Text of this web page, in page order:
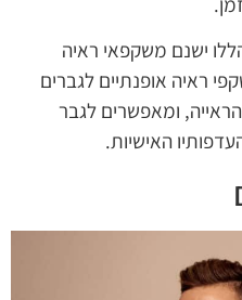
ישנם משקפאי ראיה
ראיה אופנתיים לגברים
ומאפשרים לגבר
האישיות.